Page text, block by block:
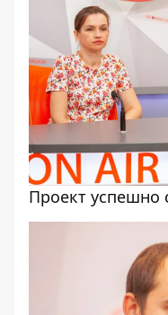
Проект успешно